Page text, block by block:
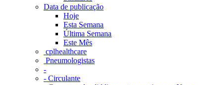
Data de publicação
Hoje
Esta Semana
Última Semana
Este Mês
‎ cplhealthcare‬
Pneumologistas
-
- Circulante